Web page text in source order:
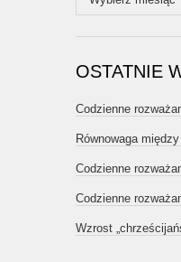
OSTATNIE
Codzienne
Równowaga
Codzienne
Codzienne
Wzrost